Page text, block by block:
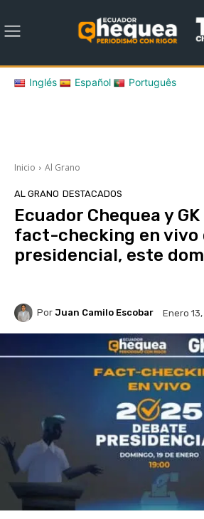
Inglés Español Português
Inicio Al Grano
AL GRANO DESTACADOS
Ecuador Chequea y
fact-checking en vivo
presidencial, este
Por Juan Camilo Escobar Enero